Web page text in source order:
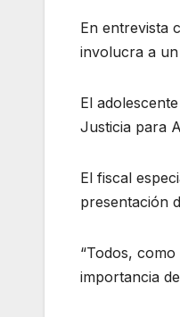
En entrevista
involucra a
El
Justicia para
El fiscal
presentación
“Todos,
importancia